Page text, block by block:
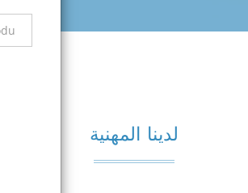
لدينا المهنية